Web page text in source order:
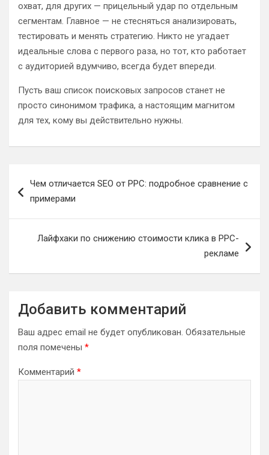
охват, для других — прицельный удар по отдельным
сегментам. Главное — не стесняться анализировать,
тестировать и менять стратегию. Никто не угадает
идеальные слова с первого раза, но тот, кто работает
с аудиторией вдумчиво, всегда будет впереди.
Пусть ваш список поисковых запросов станет не
просто синонимом трафика, а настоящим магнитом
для тех, кому вы действительно нужны.
по
Чем отличается SEO от PPC: подробное сравнение с
примерами
Лайфхаки по снижению стоимости клика в PPC-
рекламе
Добавить комментарий
Ваш адрес email не будет опубликован. Обязательные
поля помечены *
Комментарий *